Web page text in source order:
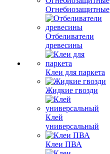
Огнебиозащитные
Отбеливатели
древесины
Клеи для паркета
Жидкие гвозди
Клей
универсальный
Клеи ПВА